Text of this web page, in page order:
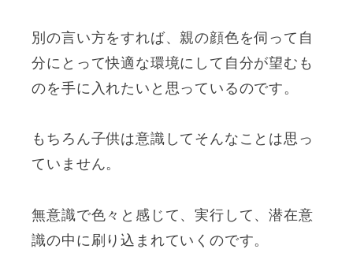
別の言い方をすれば、親の顔色を伺って自
分にとって快適な環境にして自分が望むも
のを手に入れたいと思っているのです。
もちろん子供は意識してそんなことは思っ
ていません。
無意識で色々と感じて、実行して、潜在意
識の中に刷り込まれていくのです。